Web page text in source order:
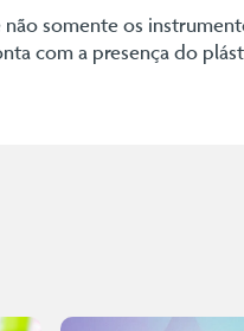
somente os
com a presença do